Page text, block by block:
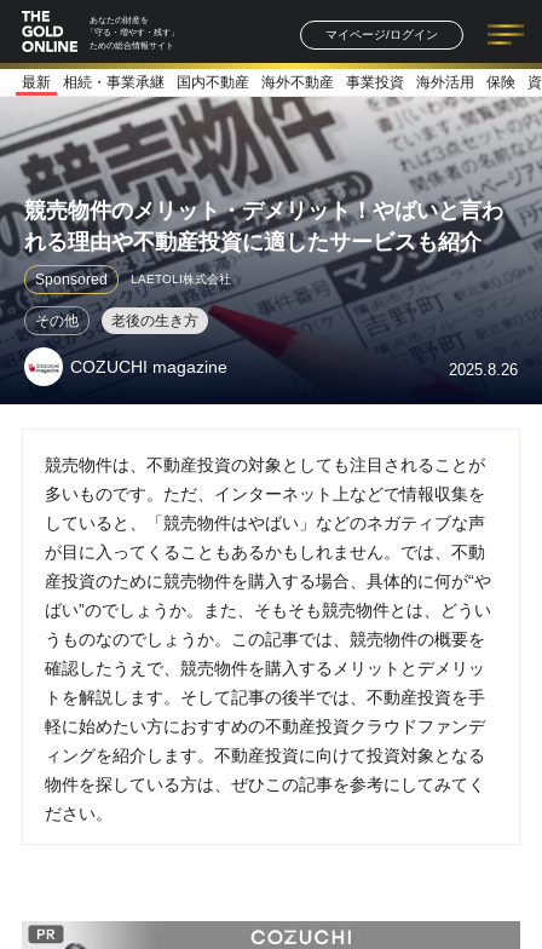
あなたの財産を
「守る・増やす・残す」
ための総合情報サイト
マイページ/ログイン
記事一覧 連載一覧
著者一覧 書籍一覧
最新 相続・事業承継 国内不動産 海外不動産 事業投資 海外活用 保険
競売物件のメリット・デメリット！やばいと言わ
れる理由や不動産投資に適したサービスも紹介
Sponsored LAETOLI株式会社
その他 老後の生き方
COZUCHI magazine 2025.8.26
競売物件は、不動産投資の対象としても注目されることが
多いものです。ただ、インターネット上などで情報収集を
していると、「競売物件はやばい」などのネガティブな声
が目に入ってくることもあるかもしれません。では、不動
産投資のために競売物件を購入する場合、具体的に何が“や
ばい”のでしょうか。また、そもそも競売物件とは、どうい
うものなのでしょうか。この記事では、競売物件の概要を
確認したうえで、競売物件を購入するメリットとデメリッ
トを解説します。そして記事の後半では、不動産投資を手
軽に始めたい方におすすめの不動産投資クラウドファンデ
ィングを紹介します。不動産投資に向けて投資対象となる
物件を探している方は、ぜひこの記事を参考にしてみてく
ださい。